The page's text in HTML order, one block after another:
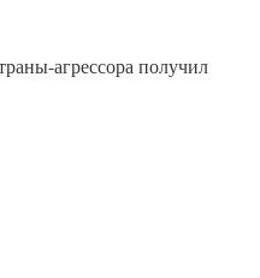
агрессора получил